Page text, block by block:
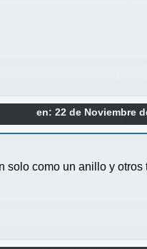
en: 22 de Noviembre
solo como un anillo y otros